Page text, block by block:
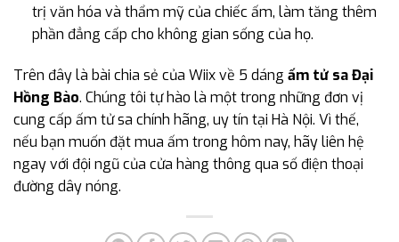
trị văn hóa và thẩm mỹ của chiếc ấm, làm tăng thêm
phần đẳng cấp cho không gian sống của họ.
Trên đây là bài chia sẻ của Wiix về 5 dáng ấm tử sa Đại
Hồng Bào. Chúng tôi tự hào là một trong những đơn vị
cung cấp ấm tử sa chính hãng, uy tín tại Hà Nội. Vì thế,
nếu bạn muốn đặt mua ấm trong hôm nay, hãy liên hệ
ngay với đội ngũ của cửa hàng thông qua số điện thoại
đường dây nóng.